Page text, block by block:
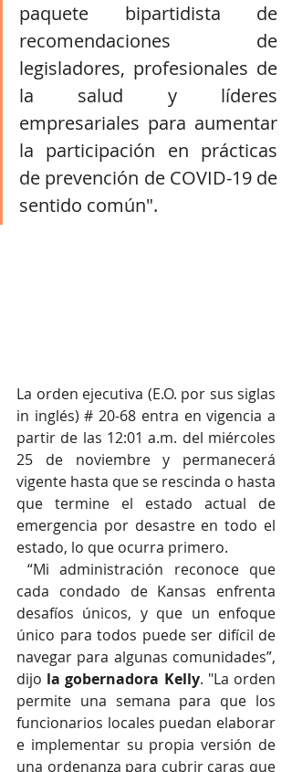
paquete bipartidista de
recomendaciones de
legisladores, profesionales de
la salud y líderes
empresariales para aumentar
la participación en prácticas
de prevención de COVID-19 de
sentido común".
La orden ejecutiva (E.O. por sus siglas
in inglés) # 20-68 entra en vigencia a
partir de las 12:01 a.m. del miércoles
25 de noviembre y permanecerá
vigente hasta que se rescinda o hasta
que termine el estado actual de
emergencia por desastre en todo el
estado, lo que ocurra primero.
cada condado de Kansas enfrenta
desafíos únicos, y que un enfoque
único para todos puede ser difícil de
navegar para algunas comunidades”,
dijo la gobernadora Kelly. "La orden
permite una semana para que los
funcionarios locales puedan elaborar
e implementar su propia versión de
una ordenanza para cubrir caras que